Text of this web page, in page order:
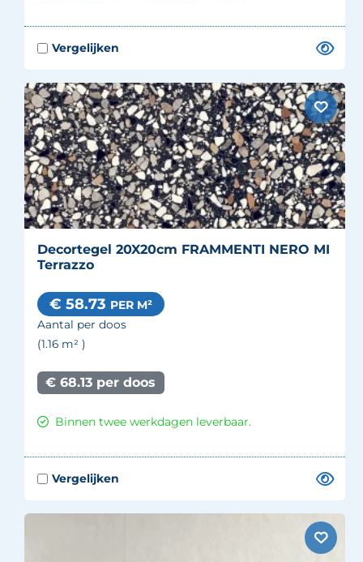
Decortegel 20X20cm FRAMMENTI NERO MI
Terrazzo
€ 58.73 PER M²
Aantal per doos
(1.16 m² )
€ 68.13 per doos
Binnen twee werkdagen leverbaar.